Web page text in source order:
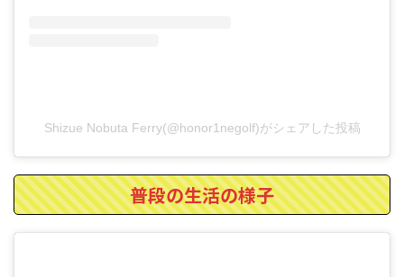
Shizue Nobuta Ferry(@honor1negolf)がシェアした投稿
普段の生活の様子